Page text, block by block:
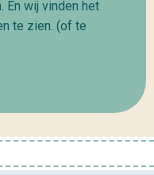
En wij vinden het
te zien. (of te